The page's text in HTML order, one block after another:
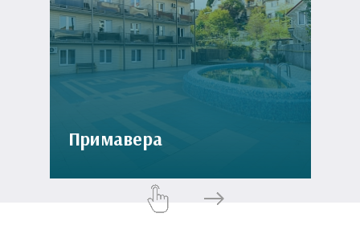
Примавера